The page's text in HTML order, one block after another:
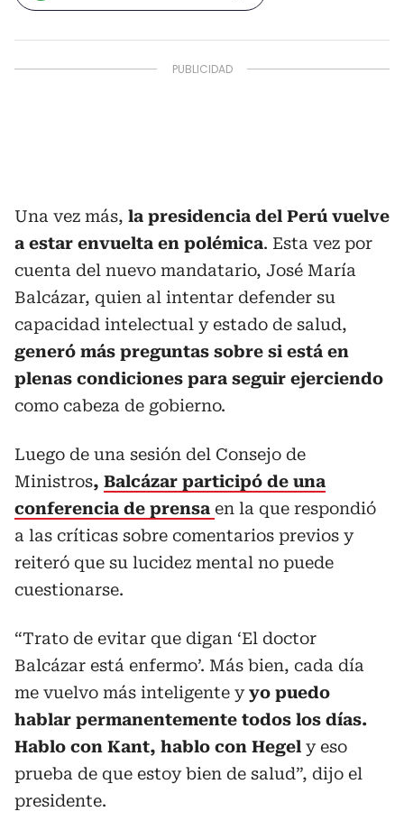
Una vez más, la presidencia del Perú vuelve
a estar envuelta en polémica. Esta vez por
cuenta del nuevo mandatario, José María
Balcázar, quien al intentar defender su
capacidad intelectual y estado de salud,
generó más preguntas sobre si está en
plenas condiciones para seguir ejerciendo
como cabeza de gobierno.
Luego de una sesión del Consejo de
Ministros, Balcázar participó de una
conferencia de prensa en la que respondió
a las críticas sobre comentarios previos y
reiteró que su lucidez mental no puede
cuestionarse.
“Trato de evitar que digan ‘El doctor
Balcázar está enfermo’. Más bien, cada día
me vuelvo más inteligente yyo puedo
hablar permanentemente todos los días.
Hablo con Kant, hablo con Hegel y eso
prueba de que estoy bien de salud”, dijo el
presidente.